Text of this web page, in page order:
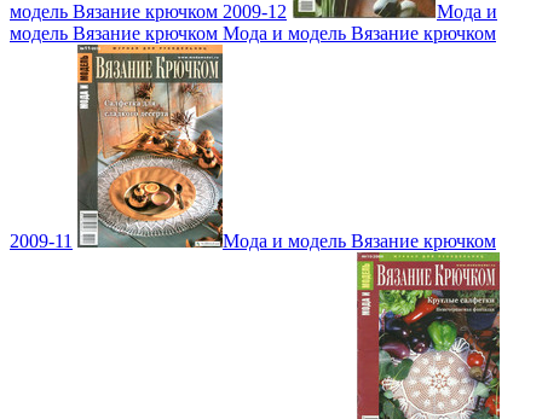
модель Вязание крючком 2009-12
Мода и
модель Вязание крючком Мода и модель Вязание крючком
2009-11 Мода и модель Вязание крючком